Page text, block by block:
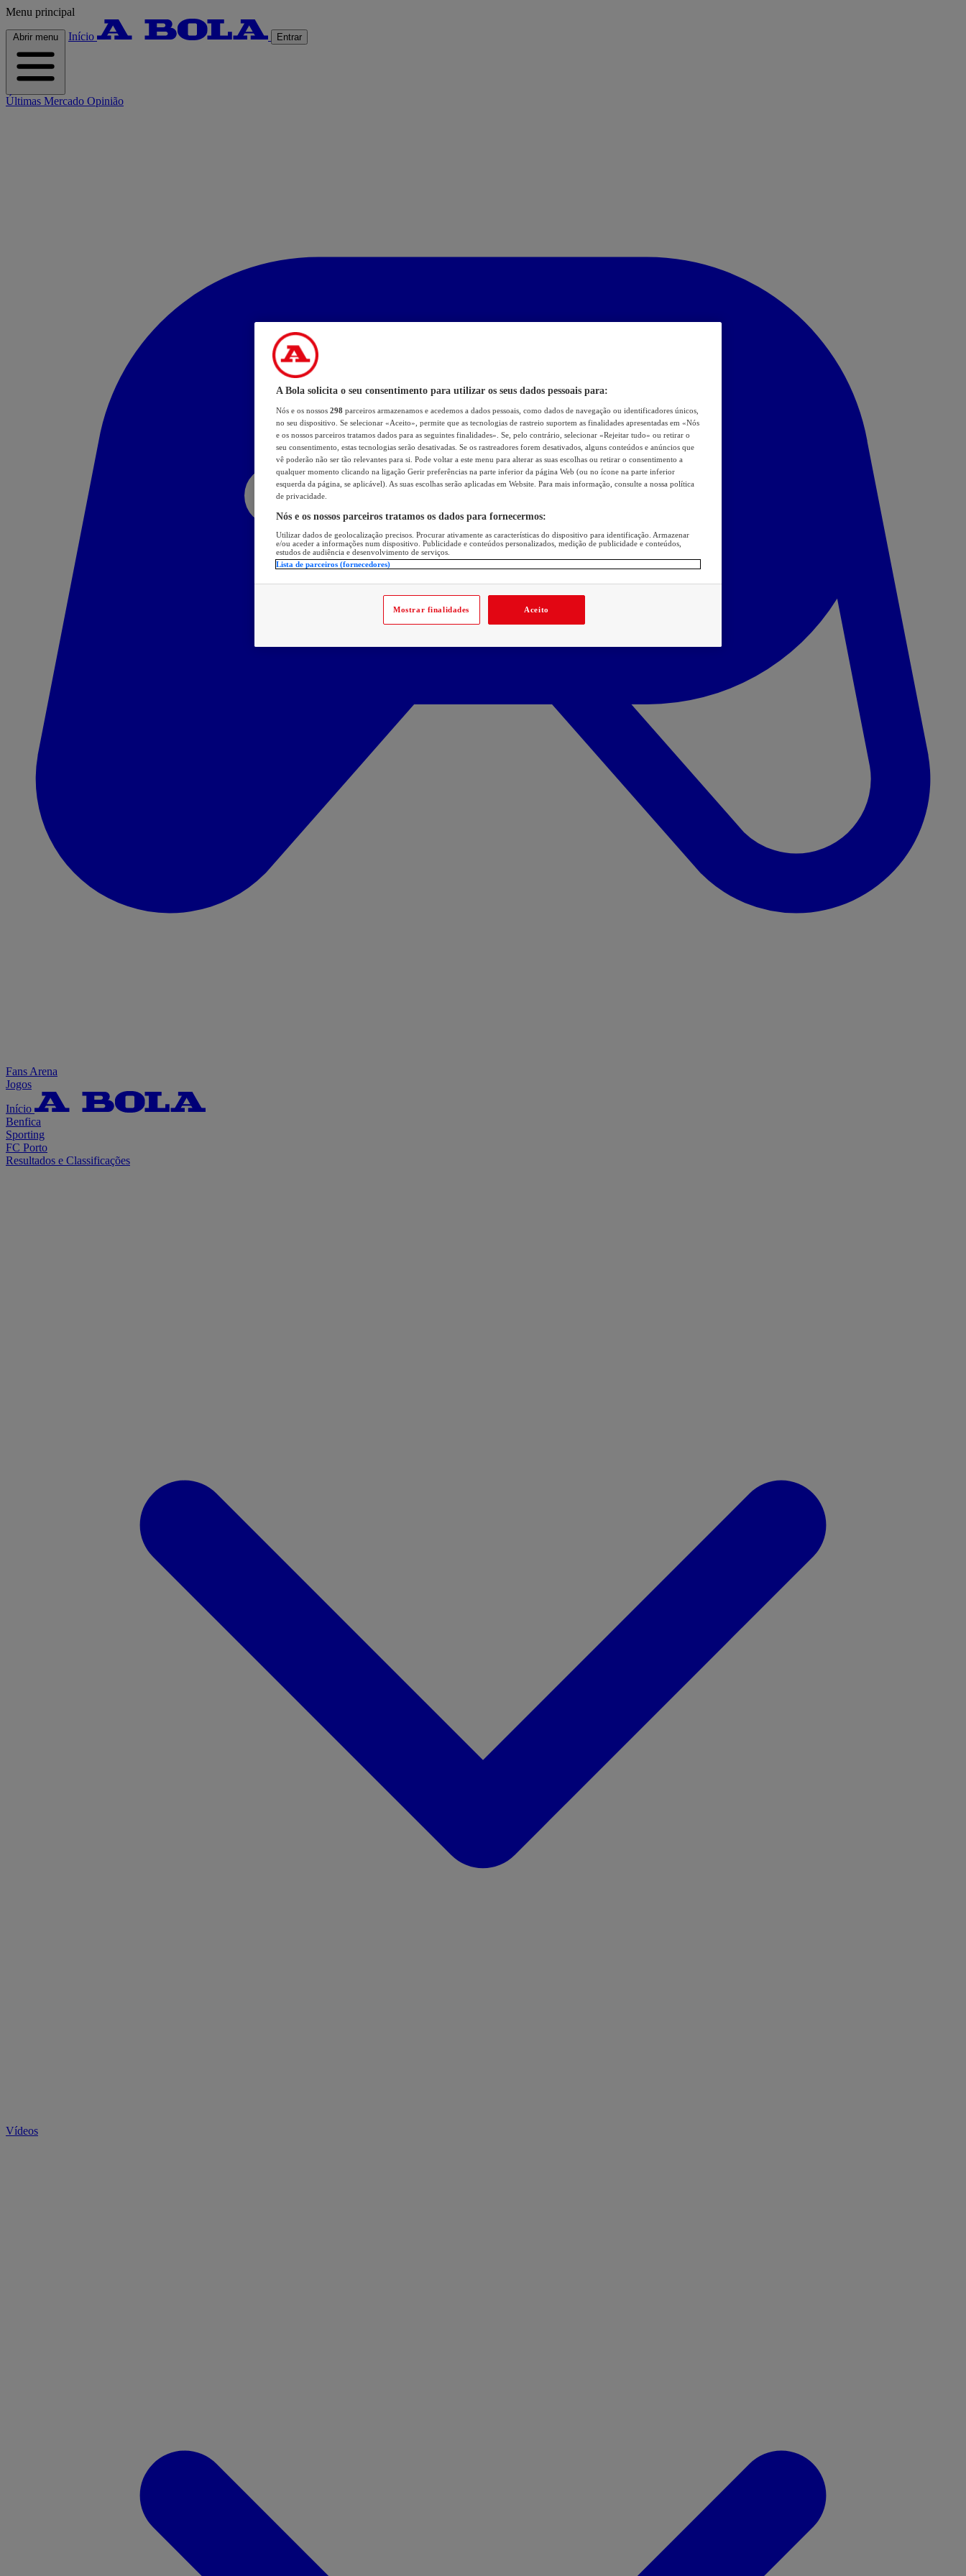
Menu principal
Abrir menu Início Entrar
Últimas Mercado Opinião
Fans Arena
Jogos
Início
Benfica
Sporting
FC Porto
Resultados e Classificações
Vídeos
A Bola solicita o seu consentimento para utilizar os seus dados pessoais para:
Nós e os nossos 298 parceiros armazenamos e acedemos a dados pessoais, como dados de navegação ou identificadores únicos,
no seu dispositivo. Se selecionar «Aceito», permite que as tecnologias de rastreio suportem as finalidades apresentadas em «Nós
e os nossos parceiros tratamos dados para as seguintes finalidades». Se, pelo contrário, selecionar «Rejeitar tudo» ou retirar o
seu consentimento, estas tecnologias serão desativadas. Se os rastreadores forem desativados, alguns conteúdos e anúncios que
vê poderão não ser tão relevantes para si. Pode voltar a este menu para alterar as suas escolhas ou retirar o consentimento a
qualquer momento clicando na ligação Gerir preferências na parte inferior da página Web (ou no ícone na parte inferior
esquerda da página, se aplicável). As suas escolhas serão aplicadas em Website. Para mais informação, consulte a nossa política
de privacidade.
Nós e os nossos parceiros tratamos os dados para fornecermos:
Utilizar dados de geolocalização precisos. Procurar ativamente as características do dispositivo para identificação. Armazenar
e/ou aceder a informações num dispositivo. Publicidade e conteúdos personalizados, medição de publicidade e conteúdos,
estudos de audiência e desenvolvimento de serviços.
Lista de parceiros (fornecedores)
Mostrar finalidades Aceito